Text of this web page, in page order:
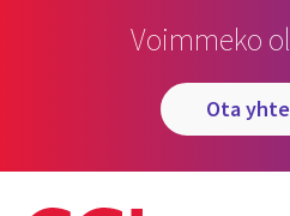
Voimmeko
ota